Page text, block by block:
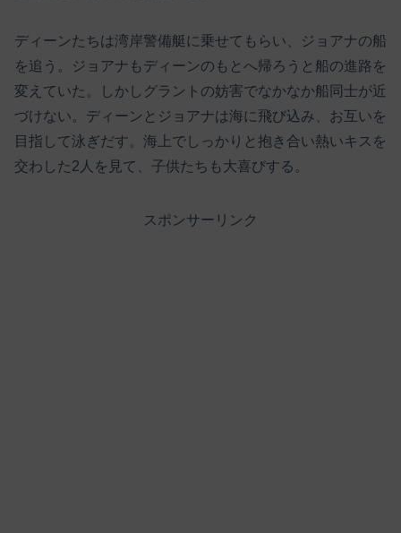
ディーンたちは湾岸警備艇に乗せてもらい、ジョアナの船
を追う。ジョアナもディーンのもとへ帰ろうと船の進路を
変えていた。しかしグラントの妨害でなかなか船同士が近
づけない。ディーンとジョアナは海に飛び込み、お互いを
目指して泳ぎだす。海上でしっかりと抱き合い熱いキスを
交わした2人を見て、子供たちも大喜びする。
スポンサーリンク